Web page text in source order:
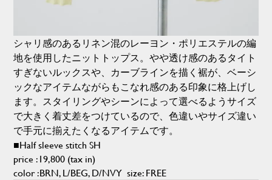
シャリ感のあるリネン混のレーヨン・ポリエステルの編
地を使用したニットトップス。やや透け感のあるタイト
すぎないルックスや、カーブラインを描く裾が、ベーシ
ックなアイテムながらもこなれ感のある印象に格上げし
ます。スタイリングやシーンによって選べるようサイズ
で大きく着丈差をつけているので、色違いやサイズ違い
で手元に揃えたくなるアイテムです。
■Half sleeve stitch SH
price :19,800 (tax in)
color :BRN, L/BEG, D/NVY size: FREE